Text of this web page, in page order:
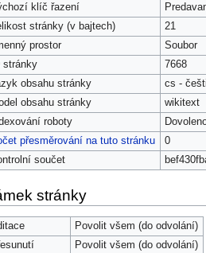
klíč řazení
stránky (v bajtech)
21
prostor
Soubor
stránky
7668
obsahu stránky
cs -
obsahu stránky
wikitext
roboty
přesměrování na tuto stránku
0
součet
stránky
Povolit všem (do odvolání)
Povolit všem (do odvolání)